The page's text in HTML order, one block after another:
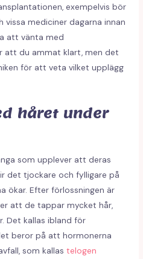
exempelvis bör
vissa mediciner dagarna innan
att vänta med
att du ammat klart, men det
för att veta vilket upplägg
håret under
som upplever att deras
det tjockare och fylligare på
ökar. Efter förlossningen är
att de tappar mycket hår,
Det kallas ibland för
beror på att hormonerna
som kallastelogen